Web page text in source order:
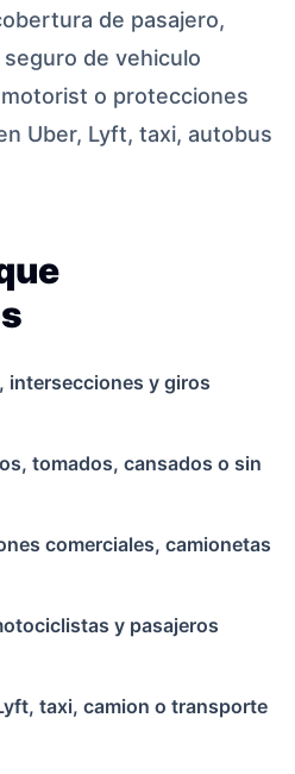
de pasajero,
de vehiculo
o protecciones
Uber, Lyft, taxi, autobus
intersecciones y giros
tomados, cansados o sin
comerciales, camionetas
y pasajeros
taxi, camion o transporte